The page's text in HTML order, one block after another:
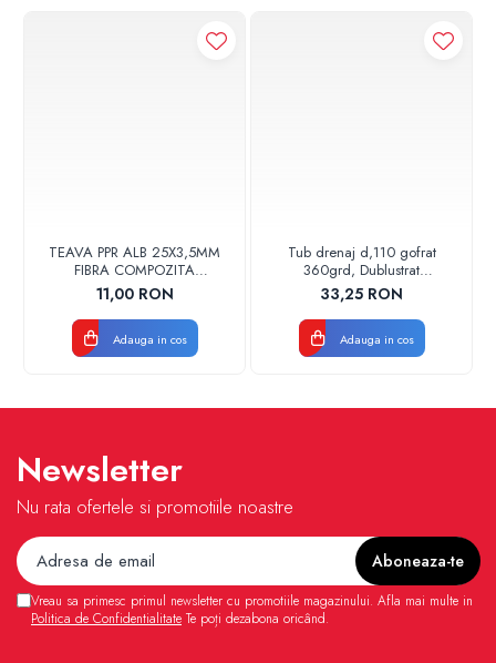
TEAVA PPR ALB 25X3,5MM
FIBRA COMPOZITA
10033025004
VALDUOTHERM VALROM
11,00 RON
Adauga in cos
Tub drenaj d,110 gofrat
360grd, Dublustrat
verde/negru 110152 Drainkit
33,25 RON
Adauga in cos
Newsletter
Nu rata ofertele si promotiile noastre
Vreau sa primesc primul newsletter cu promotiile magazinului. Afla mai multe in
Politica de Confidentialitate Te poți dezabona oricând.